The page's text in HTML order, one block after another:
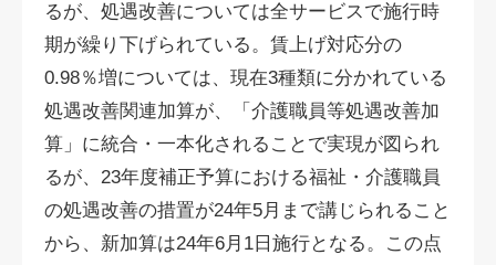
るが、処遇改善については全サービスで施行時
期が繰り下げられている。賃上げ対応分の
0.98％増については、現在3種類に分かれている
処遇改善関連加算が、「介護職員等処遇改善加
算」に統合・一本化されることで実現が図られ
るが、23年度補正予算における福祉・介護職員
の処遇改善の措置が24年5月まで講じられること
から、新加算は24年6月1日施行となる。この点